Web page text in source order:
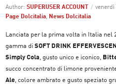
Author: SUPERUSER ACCOUNT / venerdì
Page Dolcitalia, News Dolcitalia
Lanciata per la prima volta in Italia nel
gamma di SOFT DRINK
Simply Cola, gusto unico e iconico,
succo concentrato di limone
Ale, colore ambrato e gusto speziato